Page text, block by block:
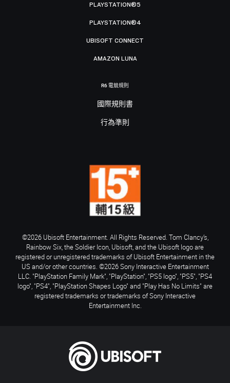
PLAYSTATION®5
PLAYSTATION®4
UBISOFT CONNECT
AMAZON LUNA
R6 電競規則
國際規則書
行為準則
©2026 Ubisoft Entertainment. All Rights Reserved. Tom Clancy’s,
Rainbow Six, the Soldier Icon, Ubisoft, and the Ubisoft logo are
registered or unregistered trademarks of Ubisoft Entertainment in the
US and/or other countries. ©2026 Sony Interactive Entertainment
LLC. "PlayStation Family Mark", "PlayStation", "PS5 logo", "PS5", "PS4
logo", "PS4", "PlayStation Shapes Logo" and "Play Has No Limits" are
registered trademarks or trademarks of Sony Interactive
Entertainment Inc.